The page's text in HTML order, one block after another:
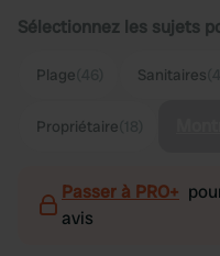
Sélectionnez les sujets
Plage Sanitaires
Propriétaire
Passer à PRO+
avis